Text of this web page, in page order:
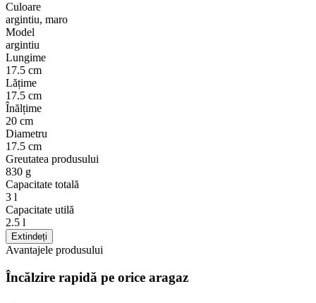
Culoare
argintiu, maro
Model
argintiu
Lungime
17.5 cm
Lățime
17.5 cm
Înălțime
20 cm
Diametru
17.5 cm
Greutatea produsului
830 g
Capacitate totală
3 l
Capacitate utilă
2.5 l
Extindeți
Avantajele produsului
Încălzire rapidă pe orice aragaz